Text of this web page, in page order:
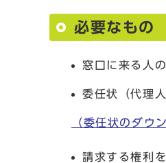
必要なもの
窓口に来る人
委任状（代理
（委任状のダウ
請求する権利